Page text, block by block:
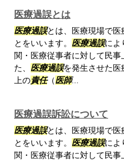
医療過誤とは
医療過誤とは、医療現場で医
とをいいます。 医療過誤によ
関・医療従事者に対して民事
た、 医療過誤を発生させた医
上の責任（医師...
医療過誤訴訟について
医療過誤とは、医療現場で医
とをいいます。 医療過誤によ
関・医療従事者に対して民事